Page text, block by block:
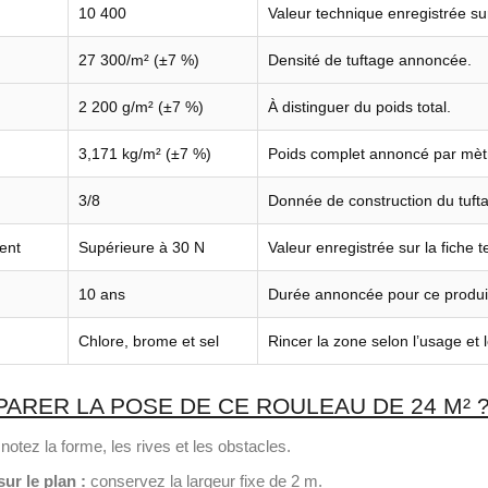
10 400 Valeur technique enregistrée
27 300/m² (±7 %) Densité de tuftage annoncée.
2 200 g/m² (±7 %) À distinguer du poids total.
3,171 kg/m² (±7 %) Poids complet annoncé par
3/8 Donnée de construction du
Supérieure à 30 N Valeur enregistrée sur la fiche
10 ans Durée annoncée pour ce
Chlore, brome et sel Rincer la zone selon l’usage et
LA POSE DE CE ROULEAU DE 24 M²
la forme, les rives et les obstacles.
le plan : conservez la largeur fixe de 2 m.